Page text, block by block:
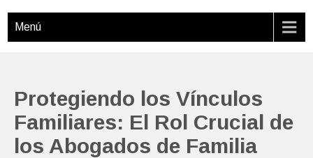
Menú
Protegiendo los Vínculos
Familiares: El Rol Crucial de
los Abogados de Familia